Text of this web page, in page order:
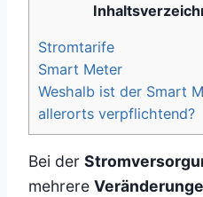
Stromtarife
Smart Meter
Weshalb ist der Smart
allerorts verpflichtend?
Bei der
mehrere